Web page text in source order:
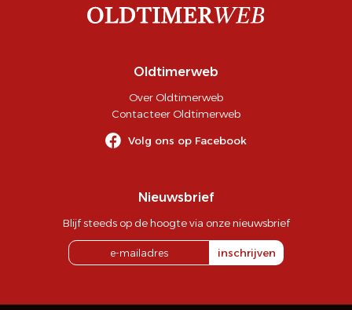
Oldtimerweb
Over Oldtimerweb
Contacteer Oldtimerweb
Volg ons op Facebook
Nieuwsbrief
Blijf steeds op de hoogte via onze nieuwsbrief
inschrijven